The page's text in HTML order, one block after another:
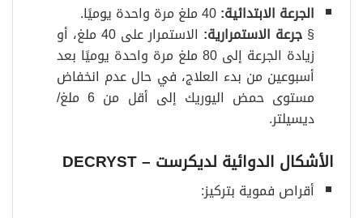
الجرعة الابتدائية:
§ جرعة الاستمرارية:
الاستمرار على 40 ملغ، أو
زيادة الجرعة إلى 80 ملغ مرة واحدة يوميًا بعد
أسبوعين من بدء العلاج، في حال عدم انخفاض
مستوى حمض اليوريك إلى أقل من 6 ملغ/
ديسيلتر.
الأشكال الدوائية لديكرست – DECRYST
أقراص فموية بتركيز: